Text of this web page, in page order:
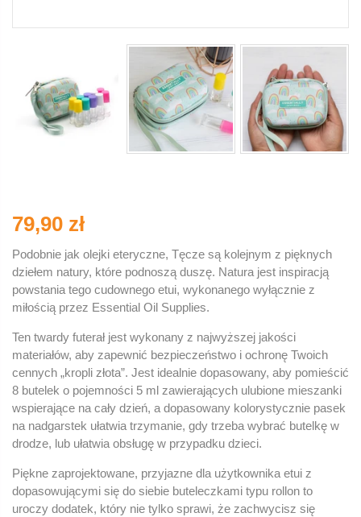
79,90 zł
Podobnie jak olejki eteryczne, Tęcze są kolejnym z pięknych
dziełem natury, które podnoszą duszę. Natura jest inspiracją
powstania tego cudownego etui, wykonanego wyłącznie z
miłością przez Essential Oil Supplies.
Ten twardy futerał jest wykonany z najwyższej jakości
materiałów, aby zapewnić bezpieczeństwo i ochronę Twoich
cennych „kropli złota”. Jest idealnie dopasowany, aby pomieścić
8 butelek o pojemności 5 ml zawierających ulubione mieszanki
wspierające na cały dzień, a dopasowany kolorystycznie pasek
na nadgarstek ułatwia trzymanie, gdy trzeba wybrać butelkę w
drodze, lub ułatwia obsługę w przypadku dzieci.
Piękne zaprojektowane, przyjazne dla użytkownika etui z
dopasowującymi się do siebie buteleczkami typu rollon to
uroczy dodatek, który nie tylko sprawi, że zachwycisz się